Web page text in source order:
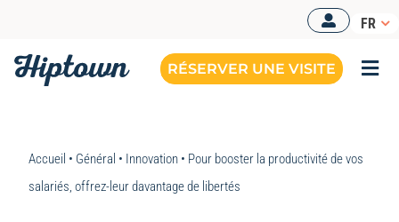
contenu
FR
RÉSERVER UNE VISITE
Accueil • Général • Innovation• Pour booster la productivité de vos
salariés, offrez-leur davantage de libertés